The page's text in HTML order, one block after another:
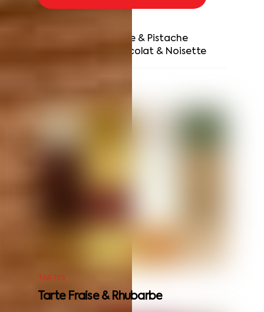
Tarte Framboise & Pistache
Saint-Honoré Chocolat & Noisette
TARTES
Tarte Fraise & Rhubarbe